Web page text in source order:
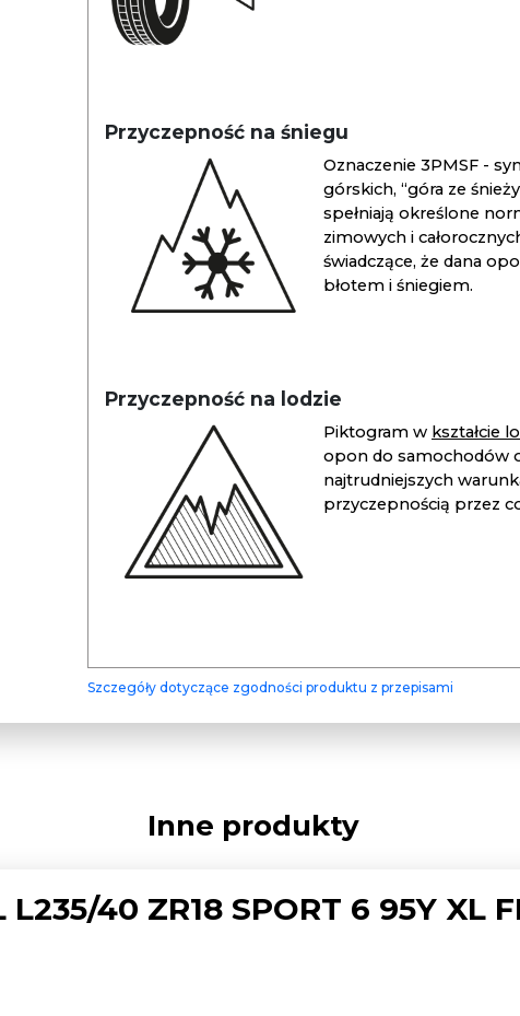
Przyczepność na śniegu
Oznaczenie 3PMSF -
górskich, “góra ze
spełniają określone
zimowych i
świadczące, że dana
błotem i śniegiem.
Przyczepność na lodzie
Piktogram w kształcie
opon do samochodów
najtrudniejszych
przyczepnością przez
Szczegóły dotyczące zgodności produktu z przepisami
Inne produkty
L235/40 ZR18 SPORT 6 95Y XL